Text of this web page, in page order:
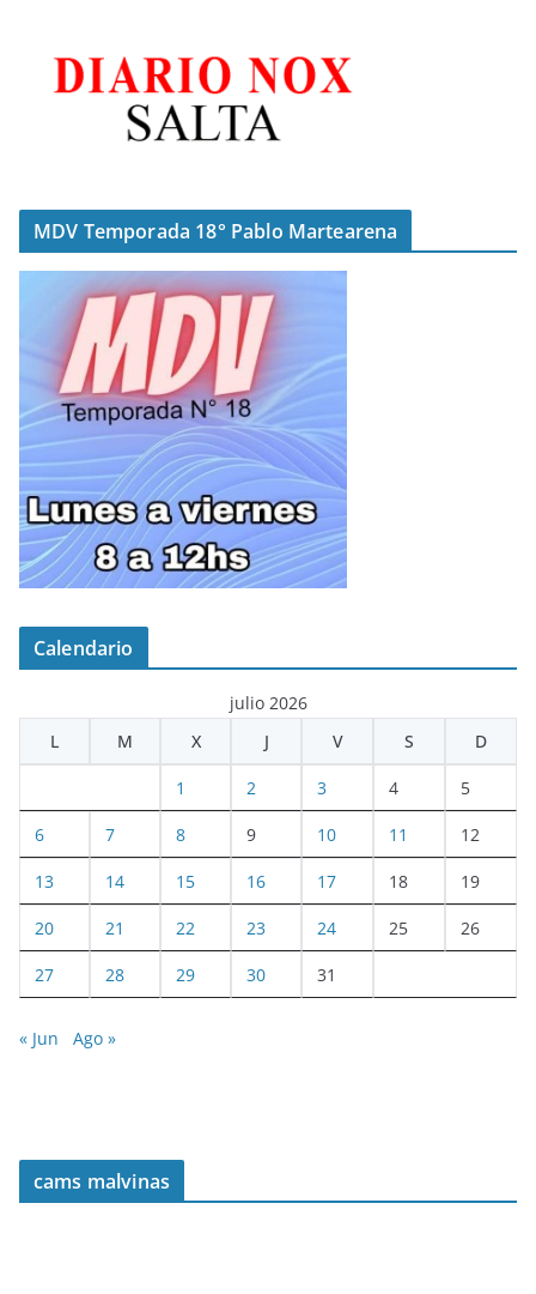
MDV Temporada 18° Pablo Martearena
Calendario
julio 2026
L
M X J V S D
1 2 3 4 5
6 7 8 9 10 11 12
13 14 15 16 17 18 19
20 21 22 23 24 25 26
27 28 29 30 31
« Jun Ago »
cams malvinas